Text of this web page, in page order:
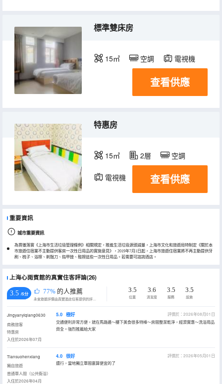
標準雙床房
15㎡ 空調 電視機
查看供應
特惠房
15㎡ 2層 空調
電視機 查看供應
重要資訊
城市重要資訊
為貫徹落實《上海市生活垃圾管理條例》相關規定，推進生活垃圾源頭減量，上海市文化和旅遊局特制定《關於本
市旅遊住宿業不主動提供客房一次性日用品的實施意見》，2019年7月1日起，上海市旅遊住宿業將不再主動提供牙
刷、梳子、浴擦、剃鬚刀、指甲銼、鞋擦這些一次性日用品。若需要可諮詢酒店。
上海心雨賓館的真實住客評論(26)
3.5 /5分 77% 的人推薦
永安旅遊評價由真實酒店住客提供的評價。
3.5
位置
3.6
清潔度
3.5
服務
3.5
設施
Jingyanyiqiang0630
商務旅客
特惠房
入住於2026年07月
5.0 極好
評價於：2026年08月01日
交通便利非常方便，就在馬路邊～樓下美食很多特棒～房間整潔乾淨，經濟實惠～洗浴用品
齊全。強烈推薦給大家
Tiansuohenxiang
獨自旅遊
普通單人間（公共衞浴）
入住於2026年04月
4.0 很好
評價於：2026年05月01日
還行，當地獨立單間裏算便宜的了